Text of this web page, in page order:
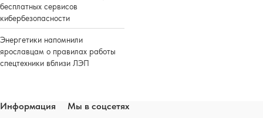
бесплатных сервисов
кибербезопасности
Энергетики напомнили
ярославцам о правилах работы
спецтехники вблизи ЛЭП
Информация
Мы в соцсетях